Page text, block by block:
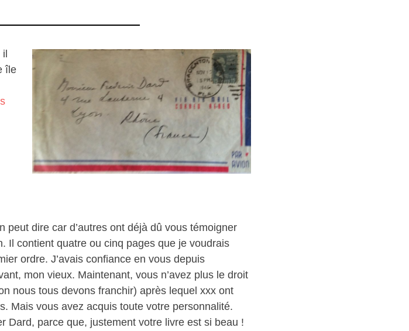
il
île
peut dire car d’autres ont déjà dû vous témoigner
Il contient quatre ou cinq pages que je voudrais
ordre. J’avais confiance en vous depuis
mon vieux. Maintenant, vous n’avez plus le droit
nous tous devons franchir) après lequel xxx ont
Mais vous avez acquis toute votre personnalité.
Dard, parce que, justement votre livre est si beau !